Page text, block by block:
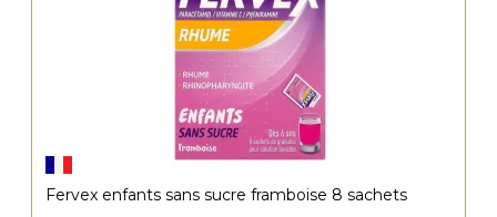
Fervex enfants sans sucre framboise 8 sachets